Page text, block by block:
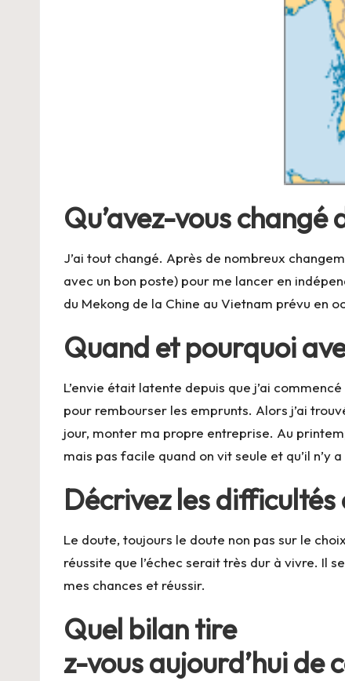
Qu’avez-vous changé
J’ai tout changé. Après de nombreux
avec un bon poste) pour me lancer en
du Mekong de la Chine au Vietnam prévu en
Quand et pourquoi
L’envie était latente depuis que j’ai
pour rembourser les emprunts. Alors j’ai
jour, monter ma propre entreprise. Au
mais pas facile quand on vit seule et qu’il n’y
Décrivez les difficultés
Le doute, toujours le doute non pas sur le
réussite que l’échec serait très dur à vivre. Il
mes chances et réussir.
Quel bilan tire
z-vous aujourd’hui de